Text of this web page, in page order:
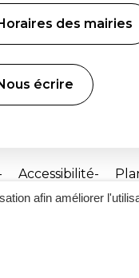
afin améliorer
des mairies
écrire
Accessibilité